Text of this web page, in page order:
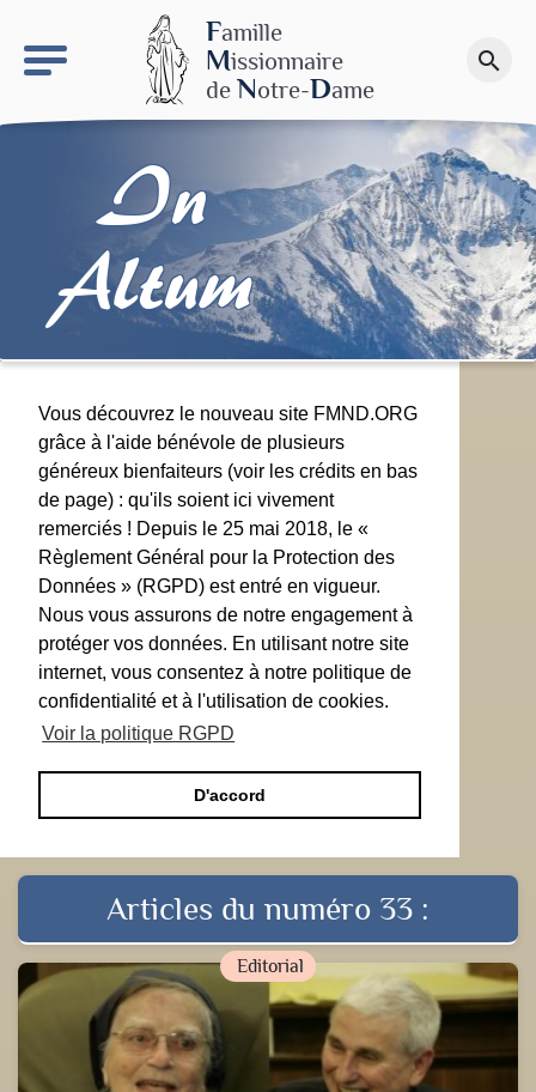
Famille
Missionnaire
de Notre-Dame
search
Faire un don
In
Altum
Vous découvrez le nouveau site FMND.ORG
grâce à l'aide bénévole de plusieurs
généreux bienfaiteurs (voir les crédits en bas
de page) : qu'ils soient ici vivement
remerciés ! Depuis le 25 mai 2018, le «
Règlement Général pour la Protection des
Données » (RGPD) est entré en vigueur.
Nous vous assurons de notre engagement à
protéger vos données. En utilisant notre site
internet, vous consentez à notre politique de
confidentialité et à l'utilisation de cookies.
Voir la politique RGPD
D'accord
Articles du numéro 33 :
Editorial